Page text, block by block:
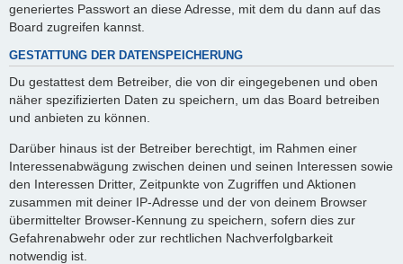
generiertes Passwort an diese Adresse, mit dem du dann auf das
Board zugreifen kannst.
GESTATTUNG DER DATENSPEICHERUNG
Du gestattest dem Betreiber, die von dir eingegebenen und oben
näher spezifizierten Daten zu speichern, um das Board betreiben
und anbieten zu können.
Darüber hinaus ist der Betreiber berechtigt, im Rahmen einer
Interessenabwägung zwischen deinen und seinen Interessen sowie
den Interessen Dritter, Zeitpunkte von Zugriffen und Aktionen
zusammen mit deiner IP-Adresse und der von deinem Browser
übermittelter Browser-Kennung zu speichern, sofern dies zur
Gefahrenabwehr oder zur rechtlichen Nachverfolgbarkeit
notwendig ist.